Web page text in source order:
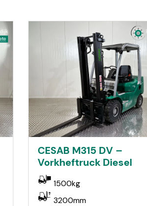
CESAB M315 DV –
Vorkheftruck Diesel
1500kg
3200mm